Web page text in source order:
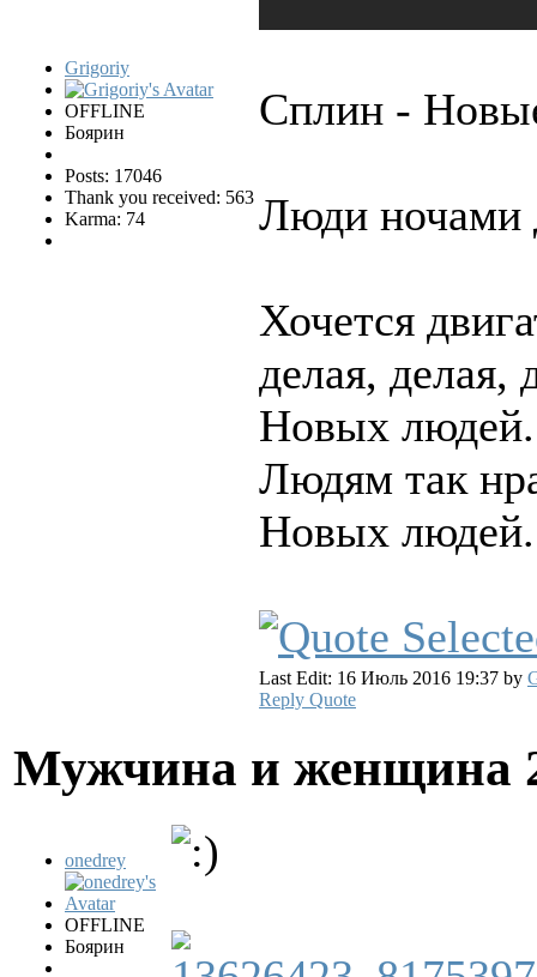
Grigoriy
OFFLINE
Боярин
Posts: 17046
Thank you received: 563
Karma: 74
Сплин -
Люди ночами
Хочется
делая, делая,
Новых людей.
Людям так
Новых людей.
Last Edit: 16 Июль 2016 19:37 by
Reply Quote
Мужчина и женщина
onedrey
OFFLINE
Боярин